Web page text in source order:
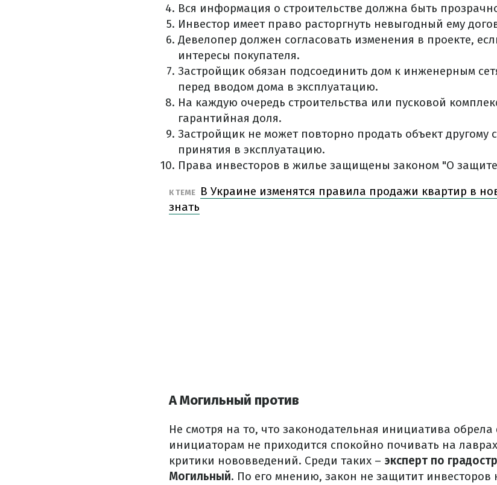
Вся информация о строительстве должна быть
Инвестор имеет право расторгнуть невыгодный ему
Девелопер должен согласовать изменения в проекте,
интересы покупателя.
Застройщик обязан подсоединить дом к инженерным
перед вводом дома в эксплуатацию.
На каждую очередь строительства или пусковой
гарантийная доля.
Застройщик не может повторно продать объект другому
принятия в эксплуатацию.
Права инвесторов в жилье защищены законом "О
К ТЕМЕ
В Украине изменятся правила продажи квартир в
знать
А Могильный против
Не смотря на то, что законодательная инициатива обрела
инициаторам не приходится спокойно почивать на
критики нововведений. Среди таких – эксперт по
Могильный. По его мнению, закон не защитит